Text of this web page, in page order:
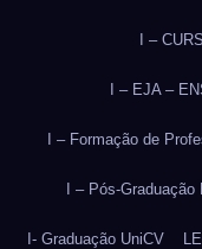
I –
I – EJA –
I – Formação de
I – Pós-Graduação
I- Graduação UniCV